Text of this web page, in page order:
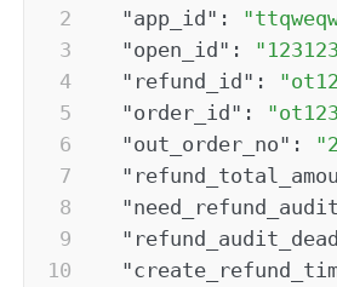
"app_id" :
"open_id" :
"refund_id" :
"order_id" :
"out_order_no" :